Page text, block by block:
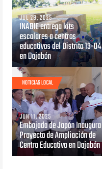
JUL 29, 2025
INABIE entrega kits
escolares a centros
educativos del Distrito 13-04
en Dajabón
NOTICIAS LOCAL
JUN 11, 2025
Embajada de Japón Inaugura
Proyecto de Ampliación de
Centro Educativo en Dajabón